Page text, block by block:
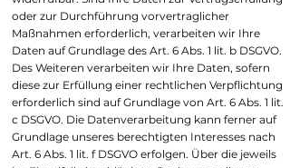
oder zur Durchführung vorvertraglicher
Maßnahmen erforderlich, verarbeiten wir Ihre
Daten auf Grundlage des Art. 6 Abs. 1 lit. b DSGVO.
Des Weiteren verarbeiten wir Ihre Daten, sofern
diese zur Erfüllung einer rechtlichen Verpflichtung
erforderlich sind auf Grundlage von Art. 6 Abs. 1 lit.
c DSGVO. Die Datenverarbeitung kann ferner auf
Grundlage unseres berechtigten Interesses nach
Art. 6 Abs. 1 lit. f DSGVO erfolgen. Über die jeweils